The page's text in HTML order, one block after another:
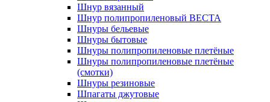
Шнур вязанный
Шнур полипропиленовый ВЕСТА
Шнуры бельевые
Шнуры бытовые
Шнуры полипропиленовые плетёные
Шнуры полипропиленовые плетёные
(смотки)
Шнуры резиновые
Шпагаты джутовые